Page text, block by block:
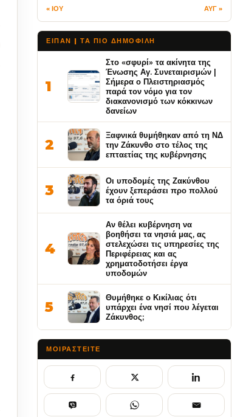
« ΙΟΥ ΑΥΓ »
ΕΙΠΑΝ | ΤΑ ΠΙΟ ΔΗΜΟΦΙΛΉ
1
Στο «σφυρί» τα ακίνητα της
Ένωσης Αγ. Συνεταιρισμών |
Σήμερα ο Πλειστηριασμός
παρά τον νόμο για τον
διακανονισμό των κόκκινων
δανείων
2
Ξαφνικά θυμήθηκαν από τη ΝΔ
την Ζάκυνθο στο τέλος της
επταετίας της κυβέρνησης
3
Οι υποδομές της Ζακύνθου
έχουν ξεπεράσει προ πολλού
τα όριά τους
4
Αν θέλει κυβέρνηση να
βοηθήσει τα νησιά μας, ας
στελεχώσει τις υπηρεσίες της
Περιφέρειας και ας
χρηματοδοτήσει έργα
υποδομών
5
Θυμήθηκε ο Κικίλιας ότι
υπάρχει ένα νησί που λέγεται
Ζάκυνθος;
ΜΟΙΡΑΣΤΕΊΤΕ